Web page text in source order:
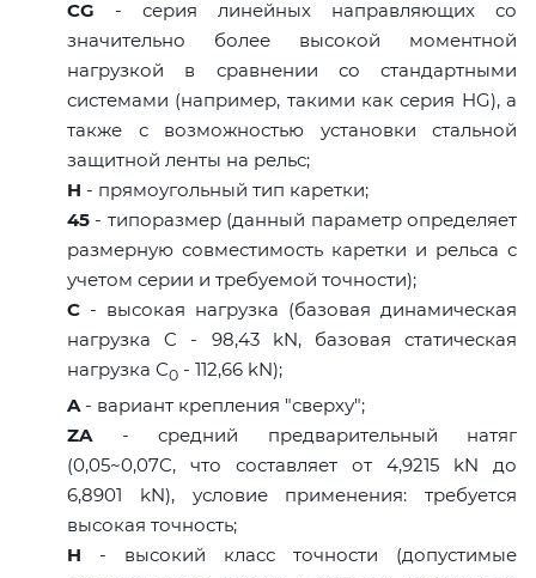
CG - серия линейных направляющих со
значительно более высокой моментной
нагрузкой в сравнении со стандартными
системами (например, такими как серия HG), а
также с возможностью установки стальной
защитной ленты на рельс;
H - прямоугольный тип каретки;
45 - типоразмер (данный параметр определяет
размерную совместимость каретки и рельса с
учетом серии и требуемой точности);
C - высокая нагрузка (базовая динамическая
нагрузка C - 98,43 kN, базовая статическая
нагрузка С0 - 112,66 kN);
A- вариант крепления "сверху";
ZA- средний предварительный натяг
(0,05~0,07C, что составляет от 4,9215 kN до
6,8901 kN), условие применения: требуется
высокая точность;
H - высокий класс точности (допустимые